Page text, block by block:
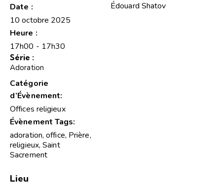
Date :
10 octobre 2025
Heure :
17h00 - 17h30
Série :
Adoration
Catégorie
d’Évènement:
Offices religieux
Évènement Tags:
adoration,office, Prière,
religieux,Saint
Sacrement
Édouard Shatov
Lieu